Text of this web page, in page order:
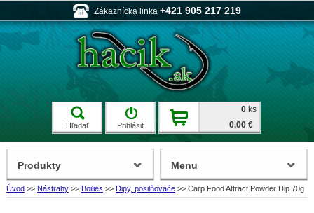
Zákaznícka linka +421 905 217 219
Hľadať Prihlásiť
0 ks
0,00 €
Úvod >> Nástrahy >> Boilies >> Dipy, posilňovače >> Carp Food Attract Powder Dip 70g
Produkty Menu